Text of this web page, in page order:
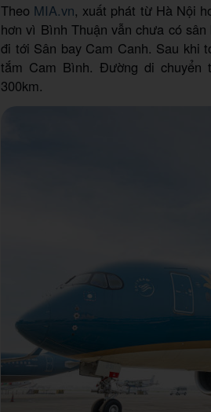
Theo MIA.vn, xuất phát từ Hà Nội
hơn vì Bình Thuận vẫn chưa có
đi tới Sân bay Cam Canh. Sau khi
tắm Cam Bình. Đường di chuyển
300km.